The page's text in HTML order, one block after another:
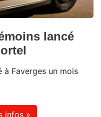
lancé
à Faverges un mois
infos »